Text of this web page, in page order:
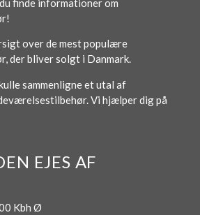
finde informationer om
over de mest populære
der bliver solgt i Danmark.
sammenligne et utal af
Vi hjælper dig på
EJES AF
Kbh Ø